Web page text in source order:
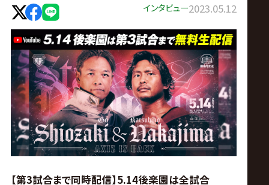
レ
ス
リ
ン
グ・
ノ
インタビュー2023.05.12
【第3試合まで同時配信】5.14後楽園は全試合